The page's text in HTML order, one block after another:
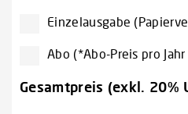
Einzelausgabe
Abo (*Abo-Preis pro
Gesamtpreis (exkl. 20%